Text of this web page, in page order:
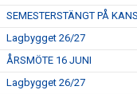
SEMESTERSTÄNGT PÅ
Lagbygget 26/27
ÅRSMÖTE 16 JUNI
Lagbygget 26/27